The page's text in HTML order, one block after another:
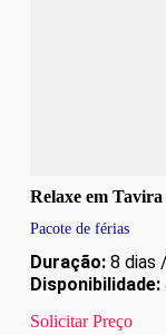
Relaxe em Tavira
Pacote de férias
Duração:8 dias
Disponibilidade:
Solicitar Preço